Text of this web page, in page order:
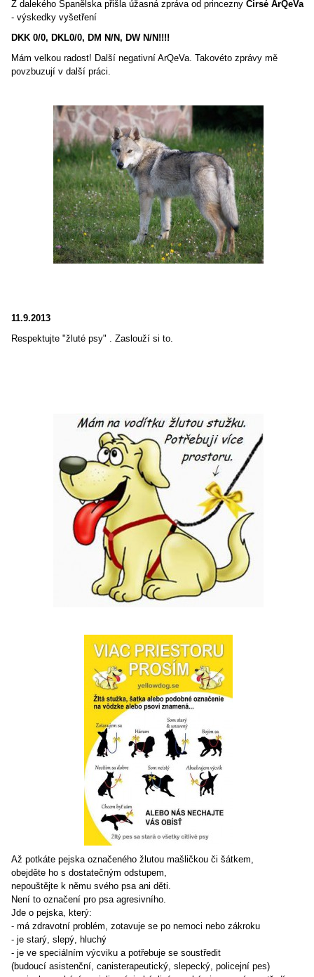
Z dalekého Španělska přišla úžasná zpráva od princezny Cirsé ArQeVa
- výskedky vyšetření
DKK 0/0, DKL0/0, DM N/N, DW N/N!!!!
Mám velkou radost! Další negativní ArQeVa. Takovéto zprávy mě
povzbuzují v další práci.
11.9.2013
Respektujte "žluté psy" . Zaslouží si to.
Až potkáte pejska označeného žlutou mašličkou či šátkem,
obejděte ho s dostatečným odstupem,
nepouštějte k němu svého psa ani děti.
Není to označení pro psa agresivního.
Jde o pejska, který:
- má zdravotní problém, zotavuje se po nemoci nebo zákroku
- je starý, slepý, hluchý
- je ve speciálním výcviku a potřebuje se soustředit
(budoucí asistenční, canisterapeutický, slepecký, policejní pes)